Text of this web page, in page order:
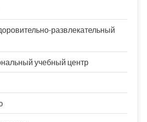
развлекательный
учебный центр